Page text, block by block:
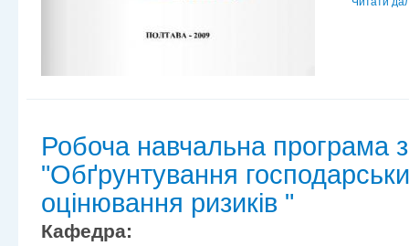
Робоча навчальна програма
"Обґрунтування
оцінювання ризиків "
Кафедра: